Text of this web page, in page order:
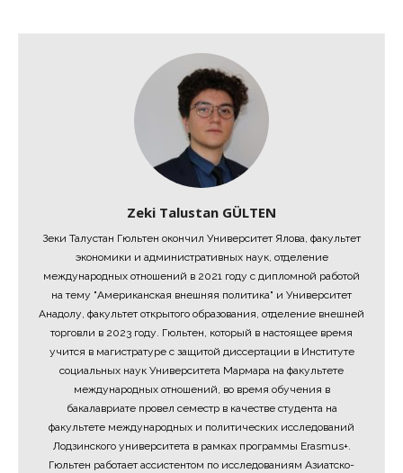
Zeki Talustan GÜLTEN
Зеки Талустан Гюльтен окончил Университет Ялова, факультет
экономики и административных наук, отделение
международных отношений в 2021 году с дипломной работой
на тему "Американская внешняя политика" и Университет
Анадолу, факультет открытого образования, отделение внешней
торговли в 2023 году. Гюльтен, который в настоящее время
учится в магистратуре с защитой диссертации в Институте
социальных наук Университета Мармара на факультете
международных отношений, во время обучения в
бакалавриате провел семестр в качестве студента на
факультете международных и политических исследований
Лодзинского университета в рамках программы Erasmus+.
Гюльтен работает ассистентом по исследованиям Азиатско-